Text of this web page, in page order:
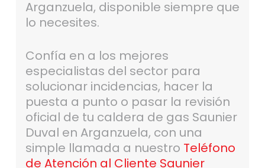
Arganzuela, disponible siempre que
lo necesites.
Confía en a los mejores
especialistas del sector para
solucionar incidencias, hacer la
puesta a punto o pasar la revisión
oficial de tu caldera de gas Saunier
Duval en Arganzuela, con una
simple llamada a nuestro Teléfono
de Atención al Cliente Saunier